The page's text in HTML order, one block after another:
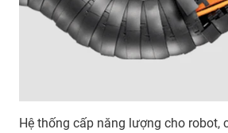
Hệ thống cấp năng lượng cho robot,